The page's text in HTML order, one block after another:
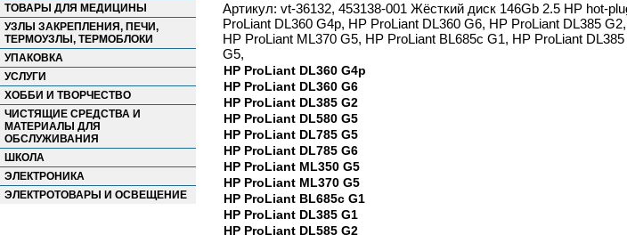
ТОВАРЫ ДЛЯ МЕДИЦИНЫ
УЗЛЫ ЗАКРЕПЛЕНИЯ, ПЕЧИ,
ТЕРМОУЗЛЫ, ТЕРМОБЛОКИ
УПАКОВКА
УСЛУГИ
ХОББИ И ТВОРЧЕСТВО
ЧИСТЯЩИЕ СРЕДСТВА И
МАТЕРИАЛЫ ДЛЯ
ОБСЛУЖИВАНИЯ
ШКОЛА
ЭЛЕКТРОНИКА
ЭЛЕКТРОТОВАРЫ И ОСВЕЩЕНИЕ
Артикул: vt-36132, 453138-001 Жёсткий диск 146Gb 2.5 HP hot-
ProLiant DL360 G4p, HP ProLiant DL360 G6, HP ProLiant DL385
HP ProLiant ML370 G5, HP ProLiant BL685c G1, HP ProLiant
G5,
HP ProLiant DL360 G4p
HP ProLiant DL360 G6
HP ProLiant DL385 G2
HP ProLiant DL580 G5
HP ProLiant DL785 G5
HP ProLiant DL785 G6
HP ProLiant ML350 G5
HP ProLiant ML370 G5
HP ProLiant BL685c G1
HP ProLiant DL385 G1
HP ProLiant DL585 G2